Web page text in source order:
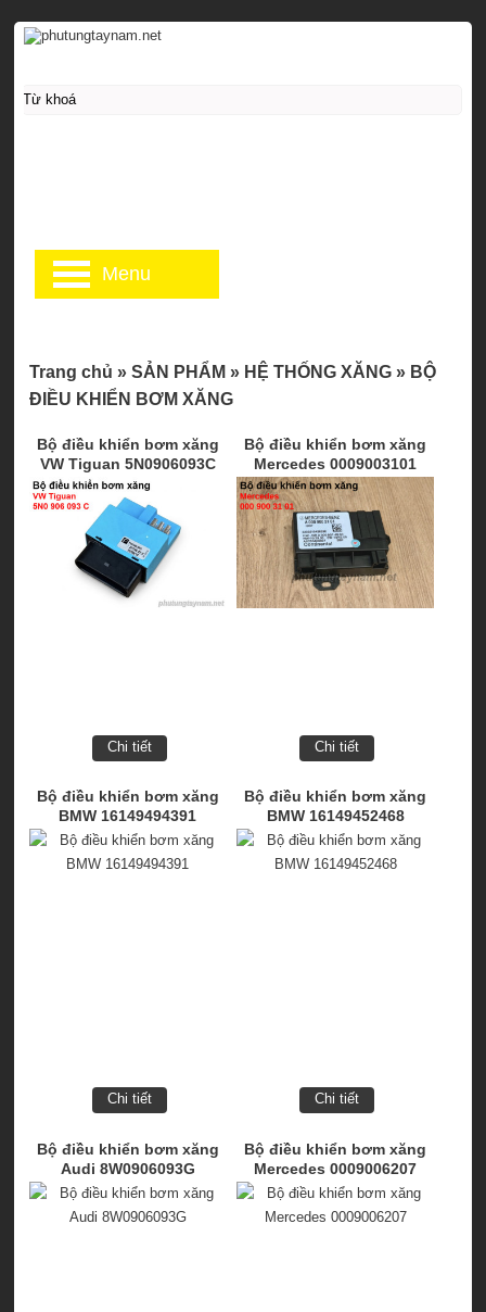
Bộ điều khiển bơm xăng
VW Tiguan 5N0906093C
Chi tiết
Bộ điều khiển bơm xăng
Mercedes 0009003101
Chi tiết
Bộ điều khiển bơm xăng
BMW 16149494391
Chi tiết
Bộ điều khiển bơm xăng
BMW 16149452468
Chi tiết
Bộ điều khiển bơm xăng
Audi 8W0906093G
Bộ điều khiển bơm xăng
Mercedes 0009006207
Trang chủ » SẢN PHẨM » HỆ THỐNG XĂNG » BỘ
ĐIỀU KHIỂN BƠM XĂNG
Menu